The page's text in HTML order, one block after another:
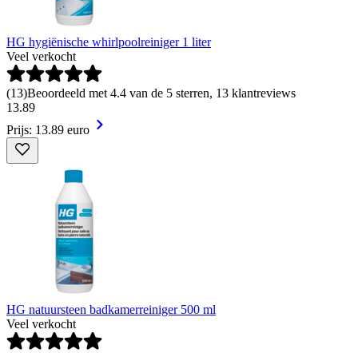
HG hygiënische whirlpoolreiniger 1 liter
Veel verkocht
(13)Beoordeeld met 4.4 van de 5 sterren, 13 klantreviews
13.89
Prijs: 13.89 euro
HG natuursteen badkamerreiniger 500 ml
Veel verkocht